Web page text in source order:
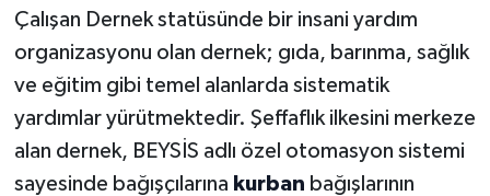
Çalışan Dernek statüsünde bir insani yardım
organizasyonu olan dernek; gıda, barınma, sağlık
ve eğitim gibi temel alanlarda sistematik
yardımlar yürütmektedir. Şeffaflık ilkesini merkeze
alan dernek, BEYSİS adlı özel otomasyon sistemi
sayesinde bağışçılarına kurban bağışlarının